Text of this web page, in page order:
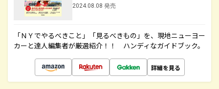
2024.08.08 発売
「ＮＹでやるべきこと」「見るべきもの」を、現地ニューヨー
カーと達人編集者が厳選紹介！！ ハンディなガイドブック。
詳細を見る